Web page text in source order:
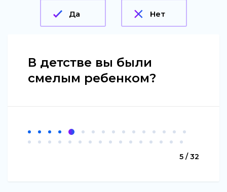
Да Нет
В детстве вы были
смелым ребенком?
5 / 32